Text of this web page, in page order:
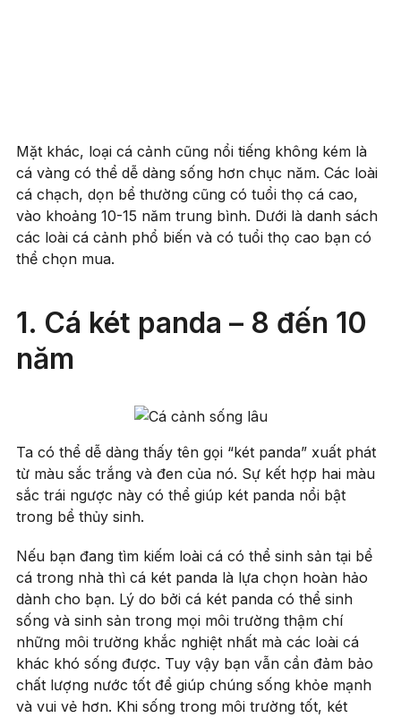
Mặt khác, loại cá cảnh cũng nổi tiếng không kém là
cá vàng có thể dễ dàng sống hơn chục năm. Các loài
cá chạch, dọn bể thường cũng có tuổi thọ cá cao,
vào khoảng 10-15 năm trung bình. Dưới là danh sách
các loài cá cảnh phổ biến và có tuổi thọ cao bạn có
thể chọn mua.
1. Cá két panda – 8 đến 10
năm
Ta có thể dễ dàng thấy tên gọi “két panda” xuất phát
từ màu sắc trắng và đen của nó. Sự kết hợp hai màu
sắc trái ngược này có thể giúp két panda nổi bật
trong bể thủy sinh.
Nếu bạn đang tìm kiếm loài cá có thể sinh sản tại bể
cá trong nhà thì cá két panda là lựa chọn hoàn hảo
dành cho bạn. Lý do bởi cá két panda có thể sinh
sống và sinh sản trong mọi môi trường thậm chí
những môi trường khắc nghiệt nhất mà các loài cá
khác khó sống được. Tuy vậy bạn vẫn cần đảm bảo
chất lượng nước tốt để giúp chúng sống khỏe mạnh
và vui vẻ hơn. Khi sống trong môi trường tốt, két